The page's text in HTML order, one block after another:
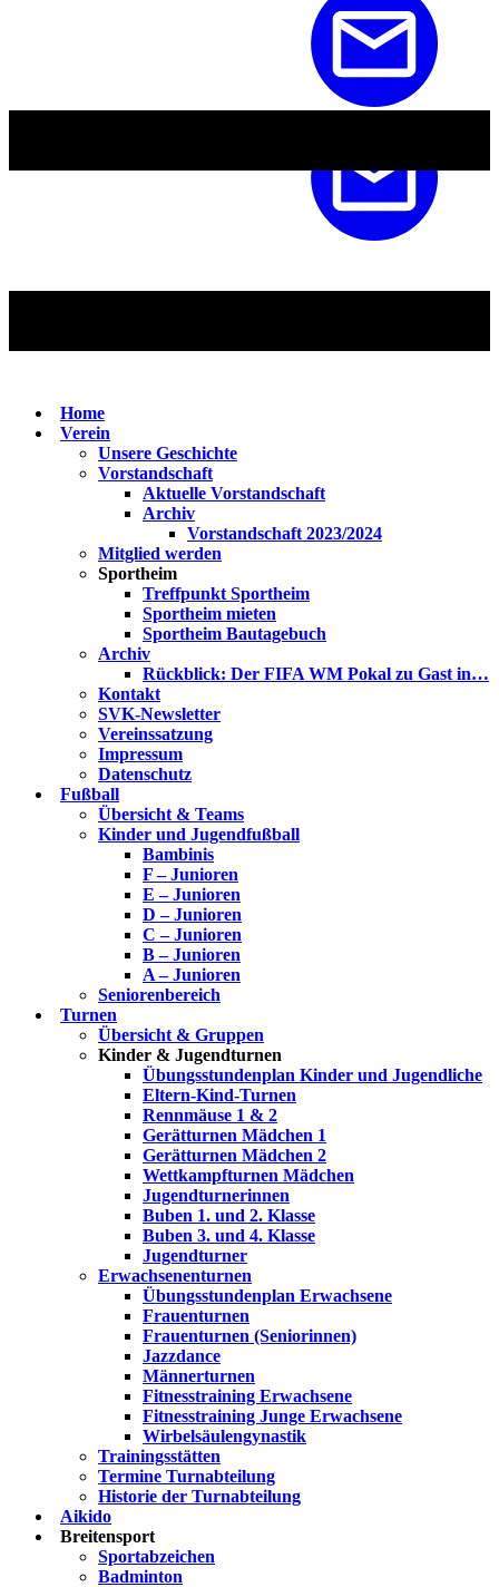
Home
Verein
Unsere Geschichte
Vorstandschaft
Aktuelle Vorstandschaft
Archiv
Vorstandschaft 2023/2024
Mitglied werden
Sportheim
Treffpunkt Sportheim
Sportheim mieten
Sportheim Bautagebuch
Archiv
Rückblick: Der FIFA WM Pokal zu Gast in…
Kontakt
SVK-Newsletter
Vereinssatzung
Impressum
Datenschutz
Fußball
Übersicht & Teams
Kinder und Jugendfußball
Bambinis
F – Junioren
E – Junioren
D – Junioren
C – Junioren
B – Junioren
A – Junioren
Seniorenbereich
Turnen
Übersicht & Gruppen
Kinder & Jugendturnen
Übungsstundenplan Kinder und Jugendliche
Eltern-Kind-Turnen
Rennmäuse 1 & 2
Gerätturnen Mädchen 1
Gerätturnen Mädchen 2
Wettkampfturnen Mädchen
Jugendturnerinnen
Buben 1. und 2. Klasse
Buben 3. und 4. Klasse
Jugendturner
Erwachsenenturnen
Übungsstundenplan Erwachsene
Frauenturnen
Frauenturnen (Seniorinnen)
Jazzdance
Männerturnen
Fitnesstraining Erwachsene
Fitnesstraining Junge Erwachsene
Wirbelsäulengynastik
Trainingsstätten
Termine Turnabteilung
Historie der Turnabteilung
Aikido
Breitensport
Sportabzeichen
Badminton